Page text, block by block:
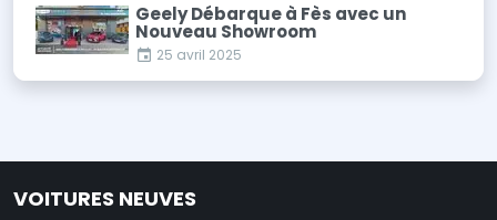
Geely Débarque à Fès avec un
Nouveau Showroom
25 avril 2025
VOITURES NEUVES